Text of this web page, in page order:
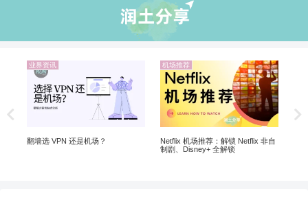
业界资讯
翻墙选 VPN 还是机场？
机场推荐
Netflix 机场推荐：解锁 Netflix 非自
制剧、Disney+ 全解锁